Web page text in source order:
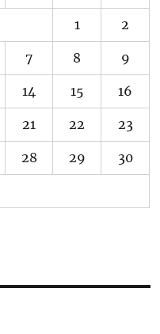
1 2
7 8 9
14 15 16
21 22 23
28 29 30